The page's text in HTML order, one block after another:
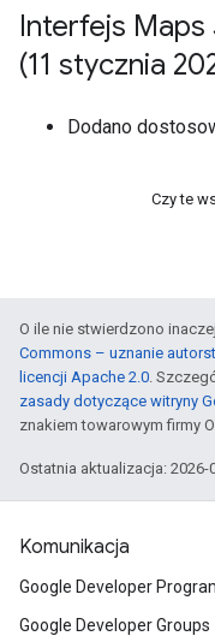
Interfejs Maps
(11 stycznia
Dodano
Czy te
O ile nie stwierdzono
Commons – uznanie
licencji Apache 2.0.
zasady dotyczące witryny
znakiem towarowym firmy
Ostatnia aktualizacja: 2026-
Komunikacja
Google Developer
Google Developer Groups